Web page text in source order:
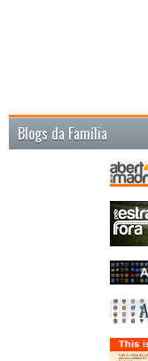
Blogs da Família